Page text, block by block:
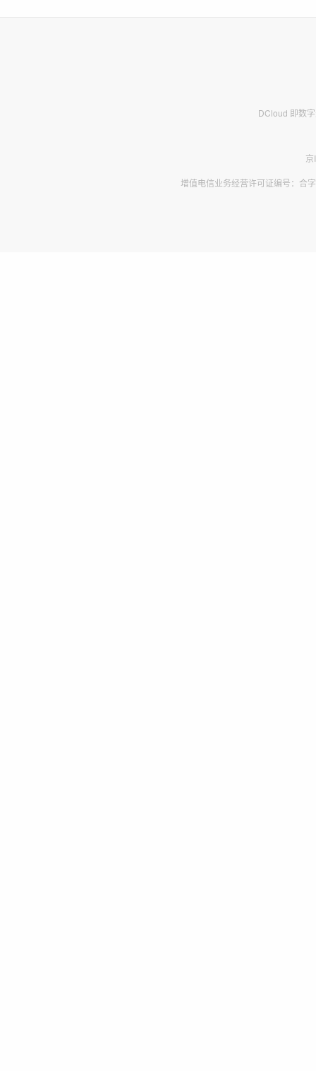
DCloud 即数
增值电信业务经营许可证编号：合